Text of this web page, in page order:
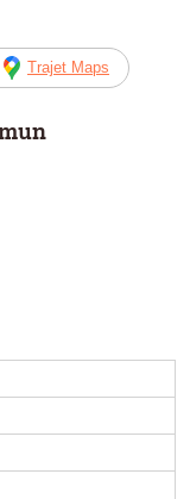
Trajet Maps